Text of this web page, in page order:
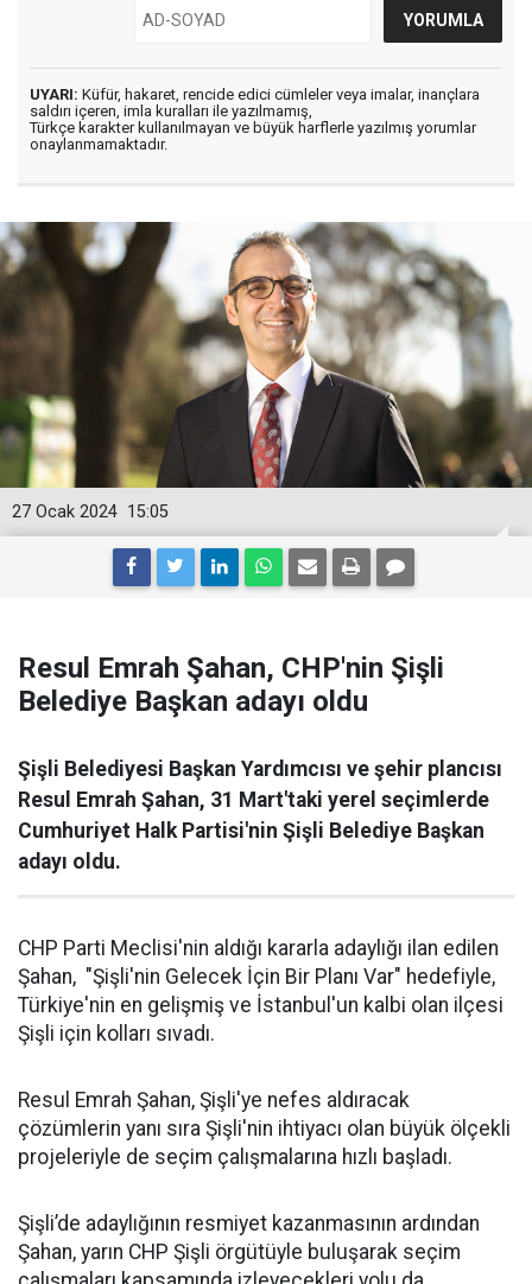
UYARI: Küfür, hakaret, rencide edici cümleler veya imalar, inançlara
saldırı içeren, imla kuralları ile yazılmamış,
Türkçe karakter kullanılmayan ve büyük harflerle yazılmış yorumlar
onaylanmamaktadır.
15:05
27 Ocak 2024
Resul Emrah Şahan, CHP'nin Şişli
Belediye Başkan adayı oldu
Şişli Belediyesi Başkan Yardımcısı ve şehir plancısı
Resul Emrah Şahan, 31 Mart'taki yerel seçimlerde
Cumhuriyet Halk Partisi'nin Şişli Belediye Başkan
adayı oldu.
CHP Parti Meclisi'nin aldığı kararla adaylığı ilan edilen
Şahan, "Şişli'nin Gelecek İçin Bir Planı Var" hedefiyle,
Türkiye'nin en gelişmiş ve İstanbul'un kalbi olan ilçesi
Şişli için kolları sıvadı.
Resul Emrah Şahan, Şişli'ye nefes aldıracak
çözümlerin yanı sıra Şişli'nin ihtiyacı olan büyük ölçekli
projeleriyle de seçim çalışmalarına hızlı başladı.
Şişli’de adaylığının resmiyet kazanmasının ardından
Şahan, yarın CHP Şişli örgütüyle buluşarak seçim